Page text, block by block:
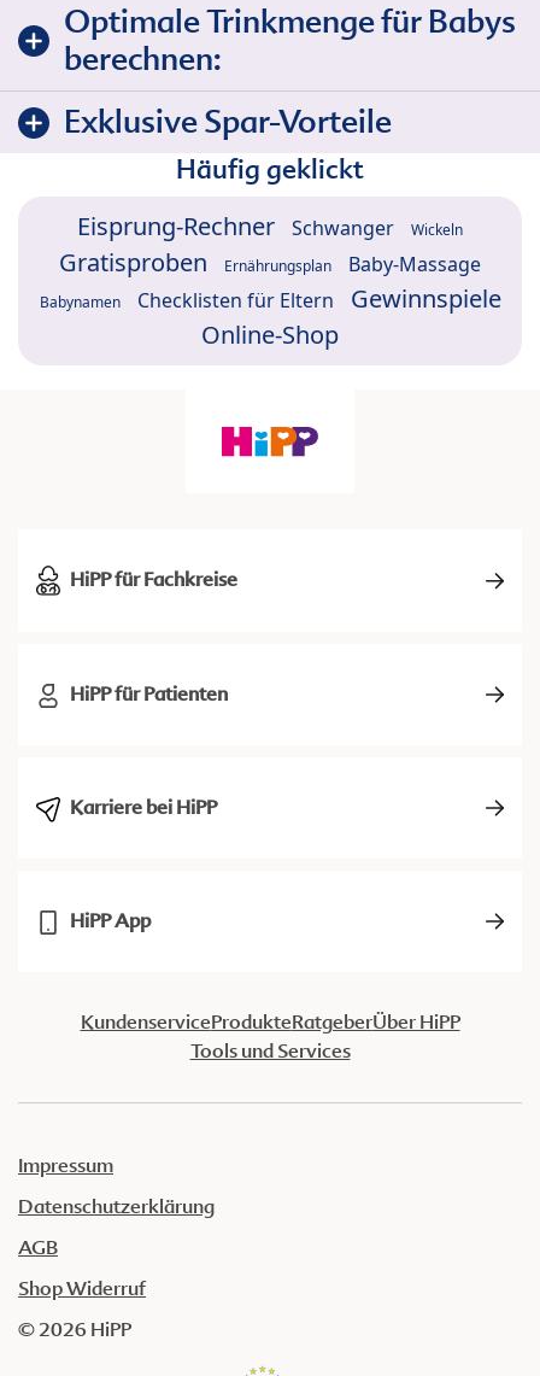
Optimale Trinkmenge für Babys
berechnen:
Exklusive Spar-Vorteile
Häufig geklickt
Eisprung-Rechner Schwanger Wickeln
Gratisproben Ernährungsplan Baby-Massage
Babynamen Checklisten für Eltern
Gewinnspiele
Online-Shop
HiPP für Fachkreise
HiPP für Patienten
Karriere bei HiPP
HiPP App
KundenserviceProdukteRatgeberÜber HiPP
Tools und Services
Impressum
Datenschutzerklärung
AGB
Shop Widerruf
© 2026 HiPP